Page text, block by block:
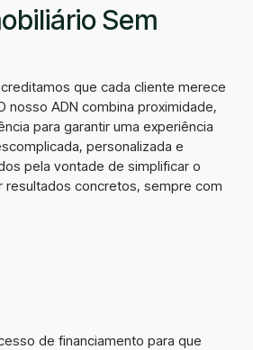
Sem
que cada cliente merece
nosso ADN combina proximidade,
para garantir uma experiência
personalizada e
pela vontade de simplificar o
resultados concretos, sempre com
de financiamento para que